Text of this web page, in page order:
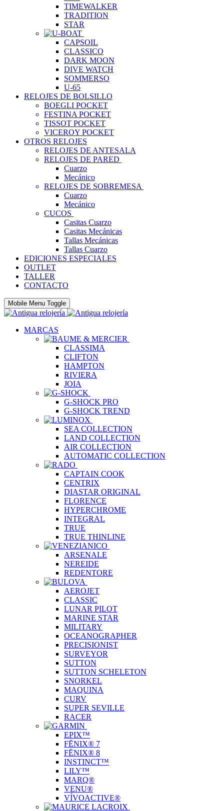
TIMEWALKER
TRADITION
STAR
CAPSOIL
CLASSICO
DARK MOON
DIVE WATCH
SOMMERSO
U-65
RELOJES DE BOLSILLO
BOEGLI POCKET
FESTINA POCKET
TISSOT POCKET
VICEROY POCKET
OTROS RELOJES
RELOJES DE ANTESALA
RELOJES DE PARED
Cuarzo
Mecánico
RELOJES DE SOBREMESA
Cuarzo
Mecánico
CUCOS
Casitas Cuarzo
Casitas Mecánicas
Tallas Mecánicas
Tallas Cuarzo
EDICIONES ESPECIALES
OUTLET
TALLER
CONTACTO
Mobile Menu Toggle
MARCAS
CLASSIMA
CLIFTON
HAMPTON
RIVIERA
JOIA
G-SHOCK PRO
G-SHOCK TREND
SEA COLLECTION
LAND COLLECTION
AIR COLLECTION
AUTOMATIC COLLECTION
CAPTAIN COOK
CENTRIX
DIASTAR ORIGINAL
FLORENCE
HYPERCHROME
INTEGRAL
TRUE
TRUE THINLINE
ARSENALE
NEREIDE
REDENTORE
AEROJET
CLASSIC
LUNAR PILOT
MARINE STAR
MILITARY
OCEANOGRAPHER
PRECISIONIST
SURVEYOR
SUTTON
SUTTON SCHELETON
SNORKEL
MAQUINA
CURV
SUPER SEVILLE
RACER
EPIX™
FĒNIX® 7
FĒNIX® 8
INSTINCT™
LILY™
MARQ®
VENU®
VÍVOACTIVE®